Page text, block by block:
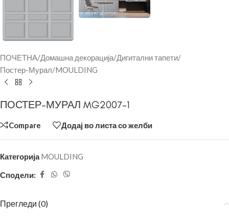
ПОЧЕТНА/Домашна декорација/Дигитални тапети/
Постер-Мурал/MOULDING
ПОСТЕР-МУРАЛ MG2007-1
Compare Додај во листа со желби
Категорија MOULDING
Сподели:
Прегледи (0)